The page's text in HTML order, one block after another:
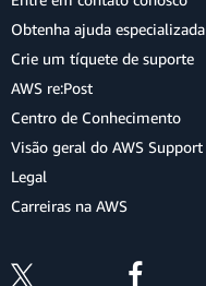
Obtenha ajuda especializada
Crie um tíquete de suporte
AWS re:Post
Centro de Conhecimento
Visão geral do AWS Support
Legal
Carreiras na AWS